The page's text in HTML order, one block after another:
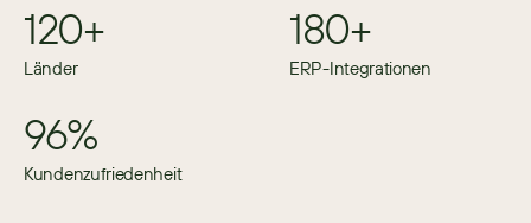
120+
Länder
180+
ERP-Integrationen
96%
Kundenzufriedenheit